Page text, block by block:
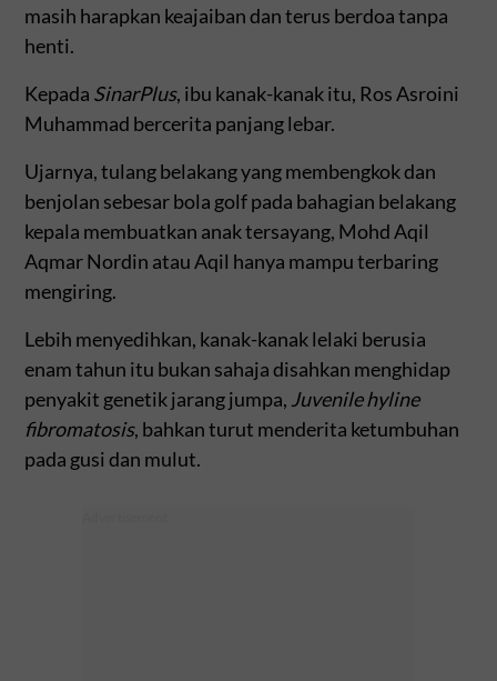
masih harapkan keajaiban dan terus berdoa tanpa
henti.
Kepada SinarPlus, ibu kanak-kanak itu, Ros Asroini
Muhammad bercerita panjang lebar.
Ujarnya, tulang belakang yang membengkok dan
benjolan sebesar bola golf pada bahagian belakang
kepala membuatkan anak tersayang, Mohd Aqil
Aqmar Nordin atau Aqil hanya mampu terbaring
mengiring.
Lebih menyedihkan, kanak-kanak lelaki berusia
enam tahun itu bukan sahaja disahkan menghidap
penyakit genetik jarang jumpa,Juvenile hyline
fibromatosis, bahkan turut menderita ketumbuhan
pada gusi dan mulut.